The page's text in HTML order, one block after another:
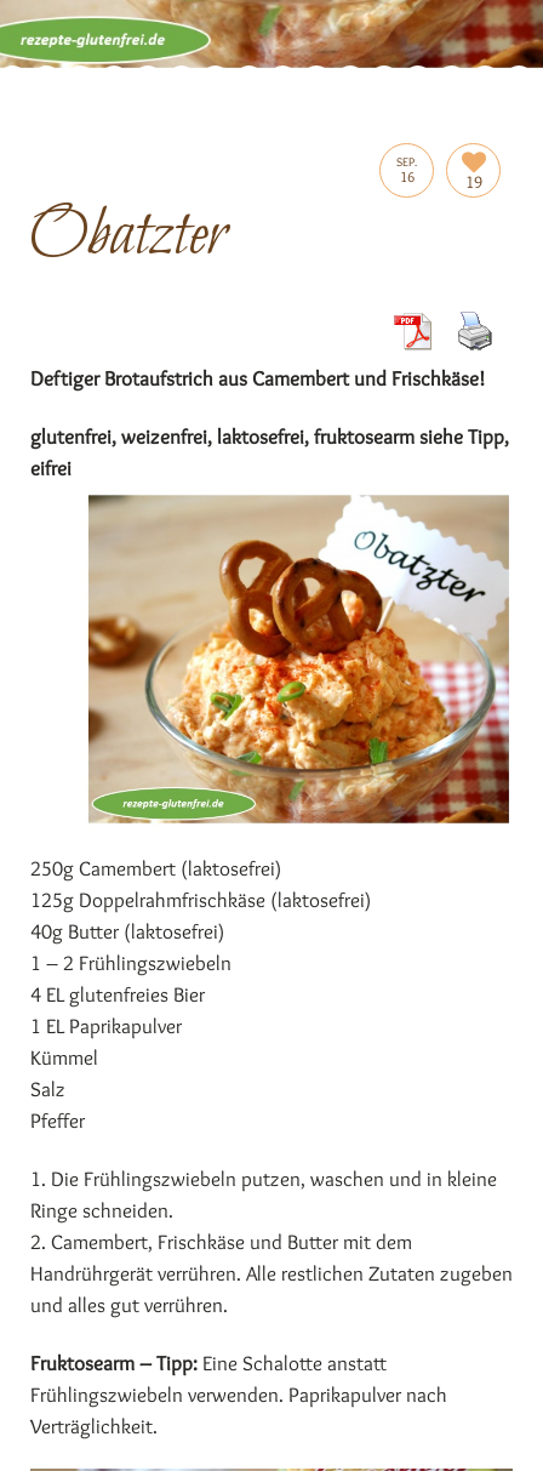
SEP.
16 19
Obatzter
Deftiger Brotaufstrich aus Camembert und Frischkäse!
glutenfrei, weizenfrei, laktosefrei, fruktosearm siehe Tipp,
eifrei
250g Camembert (laktosefrei)
125g Doppelrahmfrischkäse (laktosefrei)
40g Butter (laktosefrei)
1 – 2 Frühlingszwiebeln
4 EL glutenfreies Bier
1 EL Paprikapulver
Kümmel
Salz
Pfeffer
1. Die Frühlingszwiebeln putzen, waschen und in kleine
Ringe schneiden.
2. Camembert, Frischkäse und Butter mit dem
Handrührgerät verrühren. Alle restlichen Zutaten zugeben
und alles gut verrühren.
Fruktosearm – Tipp: Eine Schalotte anstatt
Frühlingszwiebeln verwenden. Paprikapulver nach
Verträglichkeit.